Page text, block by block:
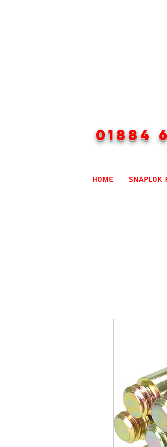
01884
Home SnapLok